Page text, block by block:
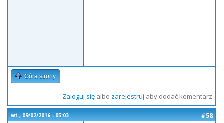
Góra strony
Zaloguj sięalbo zarejestruj aby dodać komentarz
wt., 09/02/2016 - 05:03
#58